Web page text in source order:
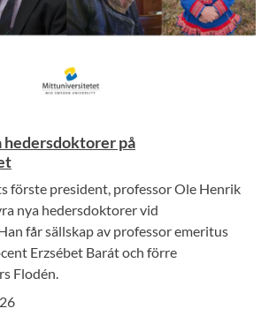
på
förste president, professor Ole Henrik
nya hedersdoktorer vid
får sällskap av professor emeritus
Erzsébet Barát och förre
Flodén.